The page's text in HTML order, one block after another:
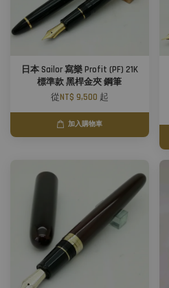
日本 Sailor 寫樂 Profit (PF) 21K
標準款 黑桿金夾 鋼筆
從NT$ 9,500 起
加入購物車